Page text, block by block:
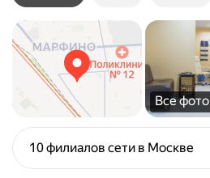
Все фото
10 филиалов сети в Москве